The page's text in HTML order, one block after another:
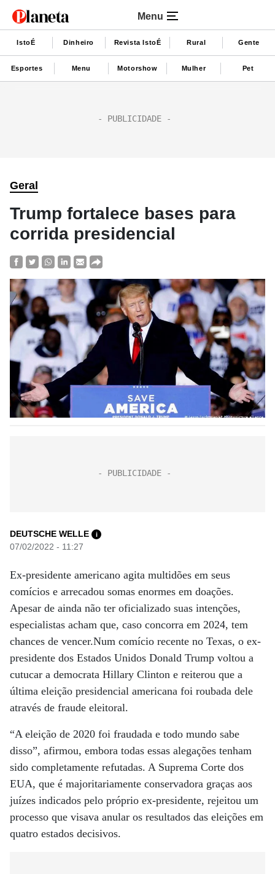
Menu
IstoÉ Dinheiro Revista IstoÉ Rural Gente
Esportes Menu Motorshow Mulher Pet
Geral
Trump fortalece bases para
corrida presidencial
DEUTSCHE WELLE i
07/02/2022 - 11:27
Ex-presidente americano agita multidões em seus
comícios e arrecadou somas enormes em doações.
Apesar de ainda não ter oficializado suas intenções,
especialistas acham que, caso concorra em 2024, tem
chances de vencer.Num comício recente no Texas, o ex-
presidente dos Estados Unidos Donald Trump voltou a
cutucar a democrata Hillary Clinton e reiterou que a
última eleição presidencial americana foi roubada dele
através de fraude eleitoral.
“A eleição de 2020 foi fraudada e todo mundo sabe
disso”, afirmou, embora todas essas alegações tenham
sido completamente refutadas. A Suprema Corte dos
EUA, que é majoritariamente conservadora graças aos
juízes indicados pelo próprio ex-presidente, rejeitou um
processo que visava anular os resultados das eleições em
quatro estados decisivos.